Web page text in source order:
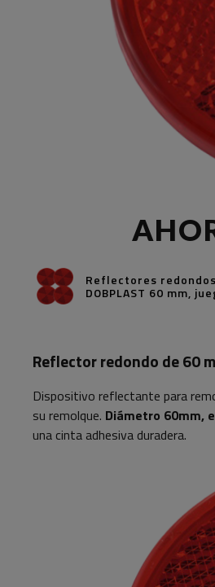
Reflectores
DOBPLAST 60 mm,
Reflector redondo de 60
Dispositivo reflectante para
su remolque. Diámetro 60mm,
una cinta adhesiva duradera.